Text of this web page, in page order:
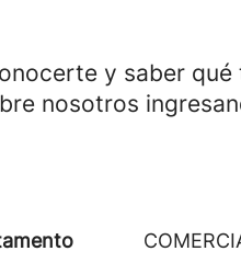
y saber
nosotros